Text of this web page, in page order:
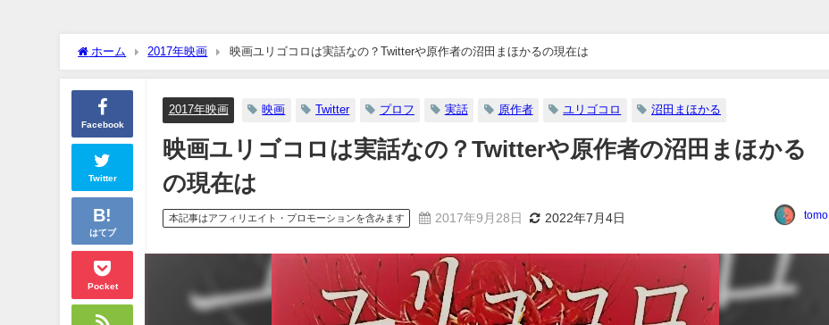
ホーム 2017年映画 映画ユリゴコロは実話なの？Twitterや原作者の沼田まほかるの現在は
Facebook
Twitter
はてブ
Pocket
2017年映画 映画 Twitter プロフ 実話 原作者 ユリゴコロ 沼田まほかる
映画ユリゴコロは実話なの？Twitterや原作者の沼田まほかる
の現在は
本記事はアフィリエイト・プロモーションを含みます 2017年9月28日 2022年7月4日 tomo